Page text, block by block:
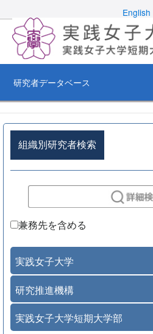
English
研究者データベース
組織別研究者検索
兼務先を含める
実践女子大学
研究推進機構
実践女子大学短期大学部